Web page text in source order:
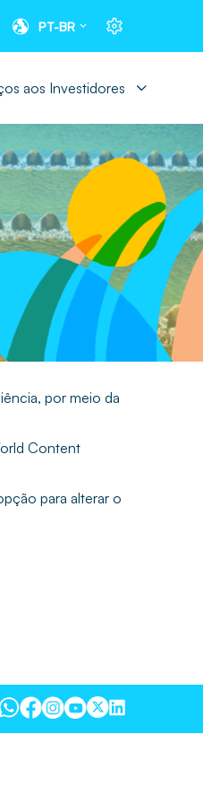
PT-BR
aos Investidores
por meio da
Content
para alterar o